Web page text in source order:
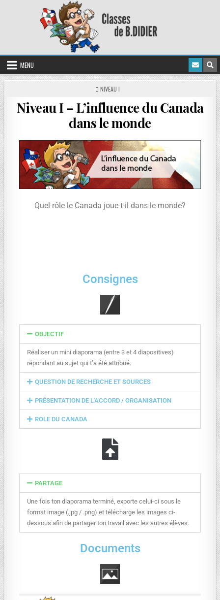
MENU
NIVEAU I
Niveau I – L’influence du Canada
dans le monde
Quel rôle le Canada joue-t-il dans le monde?
Consignes
OBJECTIF
Réaliser un mini diaporama (entre 3 et 4 diapositives)
répondant au sujet qui t’a été attribué.
QUESTION DE RECHERCHE ET SOURCES
PRÉSENTATION DE L'ACCORD / ORGANISATION
ROLE DU CANADA
PARTAGE
Une fois ton diaporama terminé, exporte celui-ci sous le
format image (.jpg / .png) et télécharge les images ci-
dessous afin de partager ton travail avec les autres élèves.
Documents